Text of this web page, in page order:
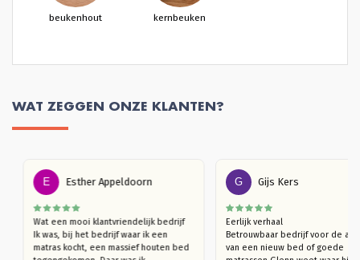
beukenhout kernbeuken
WAT ZEGGEN ONZE KLANTEN?
E Esther Appeldoorn
Wat een mooi klantvriendelijk bedrijf
Ik was, bij het bedrijf waar ik een
matras kocht, een massief houten bed
G Gijs Kers
Eerlijk verhaal
Betrouwbaar bedrijf voor de
van een nieuw bed of goede